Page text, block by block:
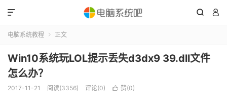
 

电脑系统教程  正文
Win10系统玩LOL提示丢失d3dx9 39.dll文件
怎么办？
2017-11-21 阅读(3356) 评论(0)  赞(0)